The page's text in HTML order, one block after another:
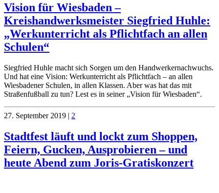
Vision für Wiesbaden –
Kreishandwerksmeister Siegfried Huhle:
„Werkunterricht als Pflichtfach an allen
Schulen“
Siegfried Huhle macht sich Sorgen um den Handwerkernachwuchs.
Und hat eine Vision: Werkunterricht als Pflichtfach – an allen
Wiesbadener Schulen, in allen Klassen. Aber was hat das mit
Straßenfußball zu tun? Lest es in seiner „Vision für Wiesbaden“.
27. September 2019 | 2
Stadtfest läuft und lockt zum Shoppen,
Feiern, Gucken, Ausprobieren – und
heute Abend zum Joris-Gratiskonzert